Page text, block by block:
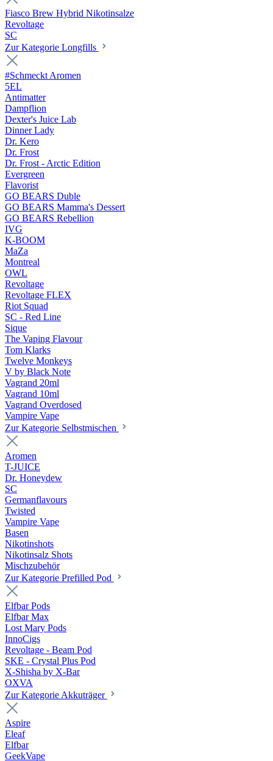
Fiasco Brew Hybrid Nikotinsalze
Revoltage
SC
Zur Kategorie Longfills
#Schmeckt Aromen
5EL
Antimatter
Dampflion
Dexter's Juice Lab
Dinner Lady
Dr. Kero
Dr. Frost
Dr. Frost - Arctic Edition
Evergreen
Flavorist
GO BEARS Duble
GO BEARS Mamma's Dessert
GO BEARS Rebellion
IVG
K-BOOM
MaZa
Montreal
OWL
Revoltage
Revoltage FLEX
Riot Squad
SC - Red Line
Sique
The Vaping Flavour
Tom Klarks
Twelve Monkeys
V by Black Note
Vagrand 20ml
Vagrand 10ml
Vagrand Overdosed
Vampire Vape
Zur Kategorie Selbstmischen
Aromen
T-JUICE
Dr. Honeydew
SC
Germanflavours
Twisted
Vampire Vape
Basen
Nikotinshots
Nikotinsalz Shots
Mischzubehör
Zur Kategorie Prefilled Pod
Elfbar Pods
Elfbar Max
Lost Mary Pods
InnoCigs
Revoltage - Beam Pod
SKE - Crystal Plus Pod
X-Shisha by X-Bar
OXVA
Zur Kategorie Akkuträger
Aspire
Eleaf
Elfbar
GeekVape